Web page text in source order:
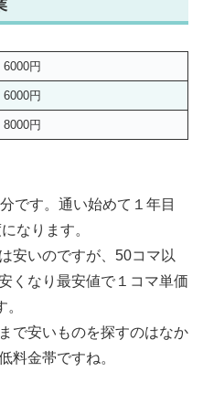
6000円
6000円
8000円
です。通い始めて１年目
なります。
安いのですが、50コマ以
くなり最安値で１コマ単価
で安いものを探すのはなか
料金帯ですね。